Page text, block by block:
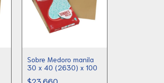
Sobre Medoro manila
30 x 40 (2630) x 100
$23.660